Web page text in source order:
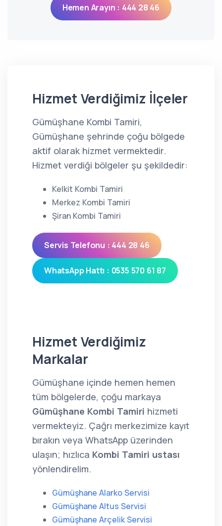
Hemen Arayın : 444 28 46
Hizmet Verdiğimiz İlçeler
Gümüşhane Kombi Tamiri,
Gümüşhane şehrinde çoğu bölgede
aktif olarak hizmet vermektedir.
Hizmet verdiği bölgeler şu şekildedir:
Kelkit Kombi Tamiri
Merkez Kombi Tamiri
Şiran Kombi Tamiri
Servis Telefonu : 444 28 46
WhatsApp Hattı : 0535 570 61 87
Hizmet Verdiğimiz
Markalar
Gümüşhane içinde hemen hemen
tüm bölgelerde, çoğu markaya
Gümüşhane Kombi Tamiri hizmeti
vermekteyiz. Çağrı merkezimize kayıt
bırakın veya WhatsApp üzerinden
ulaşın; hızlıca Kombi Tamiri ustası
yönlendirelim.
Gümüşhane Alarko Servisi
Gümüşhane Altus Servisi
Gümüşhane Arçelik Servisi